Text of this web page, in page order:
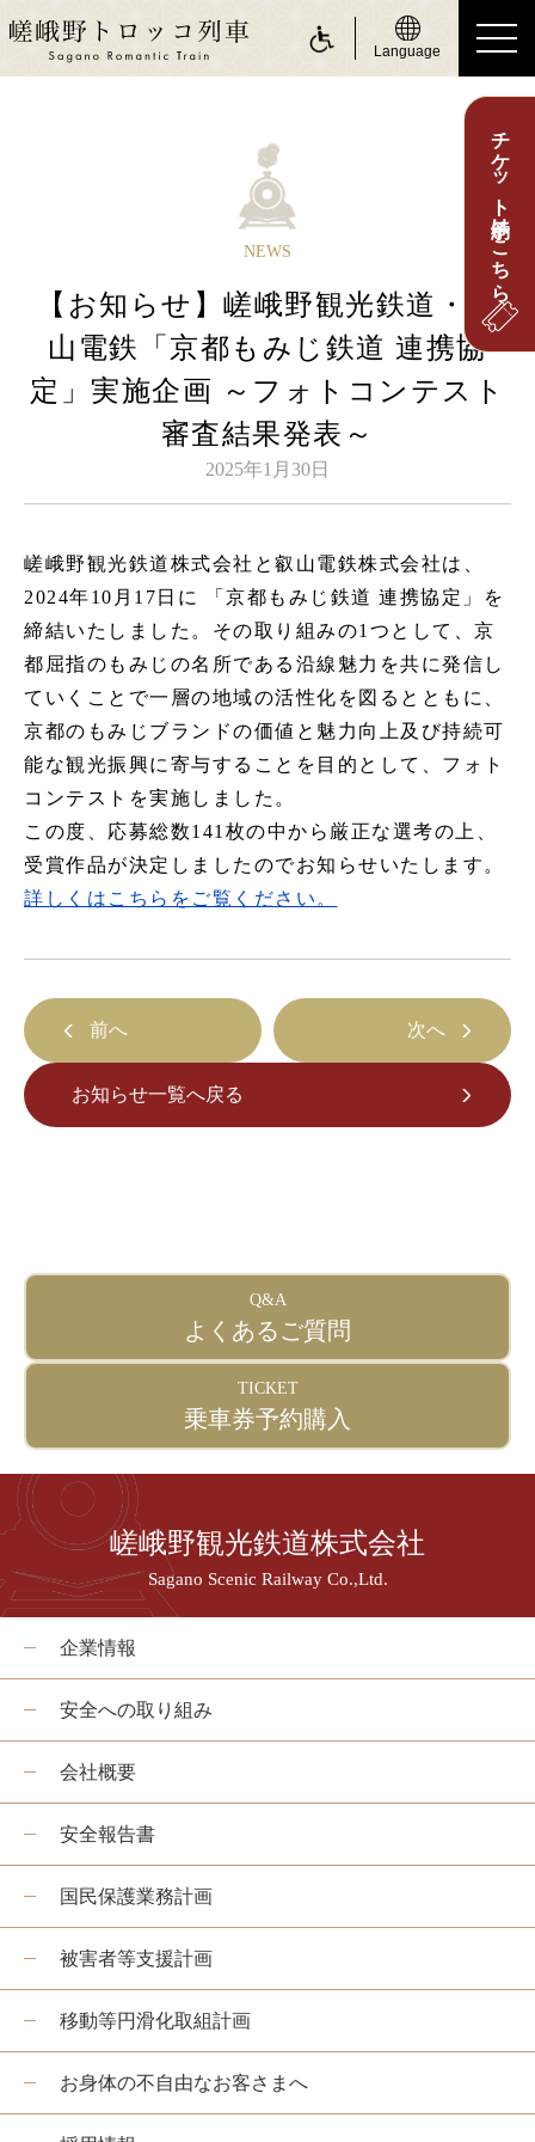
Language
時刻表のご案内
運賃・乗車券のご案内
座席のご案内
お身体の不自由なお客さまへ
about Sagano Romantic Train
嵯峨野トロッコについて
嵯峨野トロッコ列車とは
季節ごとの楽しみ方
ツアー紹介
よくあるご質問
お知らせ
station information
各駅情報
各駅情報一覧
トロッコ嵐山駅
トロッコ保津峡駅
トロッコ亀岡駅
tourist attractions
嵯峨エリア
保津峡エリア
チケット予約はこちら
NEWS
【お知らせ】嵯峨野観光鉄道・叡
山電鉄「京都もみじ鉄道 連携協
定」実施企画 ～フォトコンテスト
審査結果発表～
2025年1月30日
嵯峨野観光鉄道株式会社と叡山電鉄株式会社は、
2024年10月17日に 「京都もみじ鉄道 連携協定」を
締結いたしました。その取り組みの1つとして、京
都屈指のもみじの名所である沿線魅力を共に発信し
ていくことで一層の地域の活性化を図るとともに、
京都のもみじブランドの価値と魅力向上及び持続可
能な観光振興に寄与することを目的として、フォト
コンテストを実施しました。
この度、応募総数141枚の中から厳正な選考の上、
受賞作品が決定しましたのでお知らせいたします。
詳しくはこちらをご覧ください。
前へ
お知らせ一覧へ戻る
次へ
Q&A
よくあるご質問
TICKET
乗車券予約購入
嵯峨野観光鉄道株式会社
Sagano Scenic Railway Co.,Ltd.
企業情報
安全への取り組み
会社概要
安全報告書
国民保護業務計画
被害者等支援計画
移動等円滑化取組計画
お身体の不自由なお客さまへ